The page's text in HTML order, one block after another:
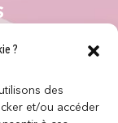
?
des
et/ou accéder
?